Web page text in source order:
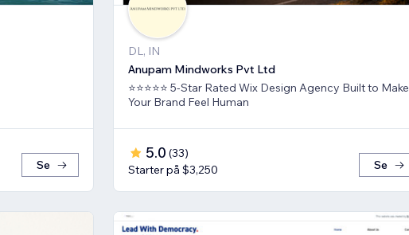
Se
DL, IN
Anupam Mindworks Pvt Ltd
⭐⭐⭐⭐⭐ 5-Star Rated Wix Design Agency Built to Make
Your Brand Feel Human
5.0 (33)
Starter på $3,250
Se